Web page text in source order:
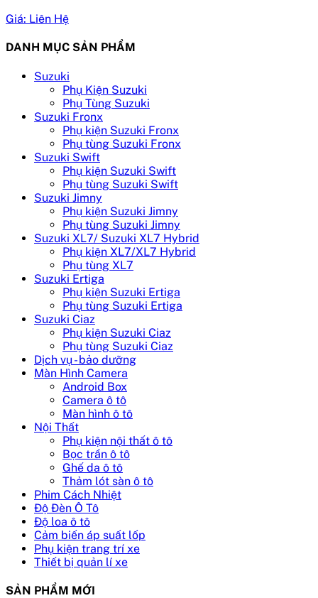
Giá: Liên Hệ
DANH MỤC SẢN PHẨM
Suzuki
Phụ Kiện Suzuki
Phụ Tùng Suzuki
Suzuki Fronx
Phụ kiện Suzuki Fronx
Phụ tùng Suzuki Fronx
Suzuki Swift
Phụ kiện Suzuki Swift
Phụ tùng Suzuki Swift
Suzuki Jimny
Phụ kiện Suzuki Jimny
Phụ tùng Suzuki Jimny
Suzuki XL7/ Suzuki XL7 Hybrid
Phụ kiện XL7/XL7 Hybrid
Phụ tùng XL7
Suzuki Ertiga
Phụ kiện Suzuki Ertiga
Phụ tùng Suzuki Ertiga
Suzuki Ciaz
Phụ kiện Suzuki Ciaz
Phụ tùng Suzuki Ciaz
Dịch vụ - bảo dưỡng
Màn Hình Camera
Android Box
Camera ô tô
Màn hình ô tô
Nội Thất
Phụ kiện nội thất ô tô
Bọc trần ô tô
Ghế da ô tô
Thảm lót sàn ô tô
Phim Cách Nhiệt
Độ Đèn Ô Tô
Độ loa ô tô
Cảm biến áp suất lốp
Phụ kiện trang trí xe
Thiết bị quản lí xe
SẢN PHẨM MỚI